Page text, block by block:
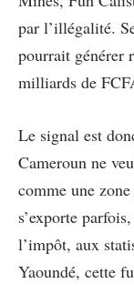
par l’illégalité.
pourrait générer
milliards de
Le signal est
Cameroun ne
comme une
s’exporte
l’impôt, aux
Yaoundé, cette